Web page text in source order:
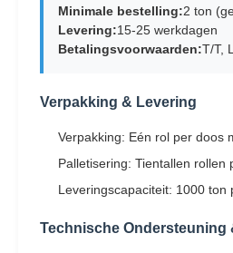
Minimale bestelling:2 ton
Levering:15-25 werkdagen
Betalingsvoorwaarden:T/T,
Verpakking & Levering
Verpakking: Eén rol per doos
Palletisering: Tientallen
Leveringscapaciteit: 1000 ton
Technische Ondersteuning